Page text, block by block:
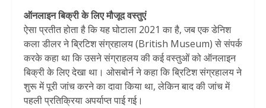
ऑनलाइन बिक्री के लिए मौजूद वस्तुएं
ऐसा प्रतीत होता है कि यह घोटाला 2021 का है, जब एक डेनिश
कला डीलर ने ब्रिटिश संग्रहालय (British Museum) से संपर्क
करके कहा था कि उसने संग्राहलय की कई वस्तुओं को ऑनलाइन
बिक्री के लिए देखा था। ओसबोर्न ने कहा कि ब्रिटिश संग्रहालय ने
शुरू में पूरी जांच करने का दावा किया था, लेकिन बाद की जांच में
पहली प्रतिक्रिया अपर्याप्त पाई गई।